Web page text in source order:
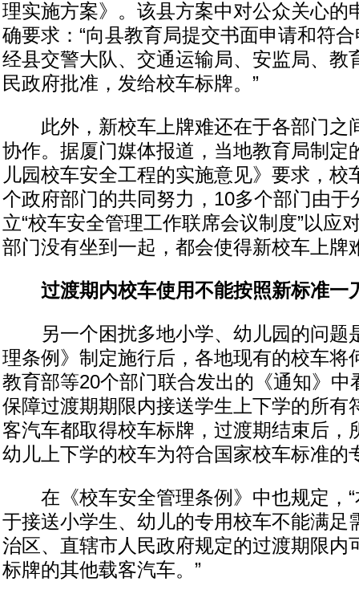
理实施方案》。该县方案中对公众关心的
确要求：“向县教育局提交书面申请和符
经县交警大队、交通运输局、安监局、教
民政府批准，发给校车标牌。”
此外，新校车上牌难还在于各部门之
协作。据厦门媒体报道，当地教育局制定
儿园校车安全工程的实施意见》要求，校
个政府部门的共同努力，10多个部门由于
立“校车安全管理工作联席会议制度”以应
部门没有坐到一起，都会使得新校车上牌
过渡期内校车使用不能按照新标准一
另一个困扰多地小学、幼儿园的问题
理条例》制定施行后，各地现有的校车将
教育部等20个部门联合发出的《通知》中
保障过渡期期限内接送学生上下学的所有
客汽车都取得校车标牌，过渡期结束后，
幼儿上下学的校车为符合国家校车标准的
在《校车安全管理条例》中也规定，“
于接送小学生、幼儿的专用校车不能满足
治区、直辖市人民政府规定的过渡期限内
标牌的其他载客汽车。”